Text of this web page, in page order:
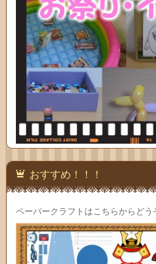
おすすめ！！！
ペーパークラフトはこちらからどう